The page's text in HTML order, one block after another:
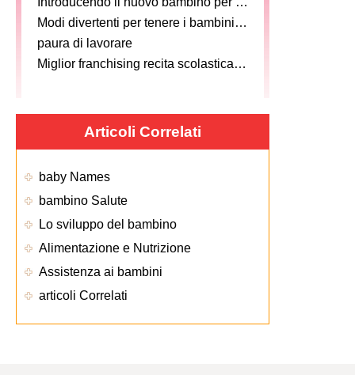
Modi divertenti per tenere i bambini Entertained
paura di lavorare
Miglior franchising recita scolastica in India-Perfect Business Chance
Articoli Correlati
baby Names
bambino Salute
Lo sviluppo del bambino
Alimentazione e Nutrizione
Assistenza ai bambini
articoli Correlati